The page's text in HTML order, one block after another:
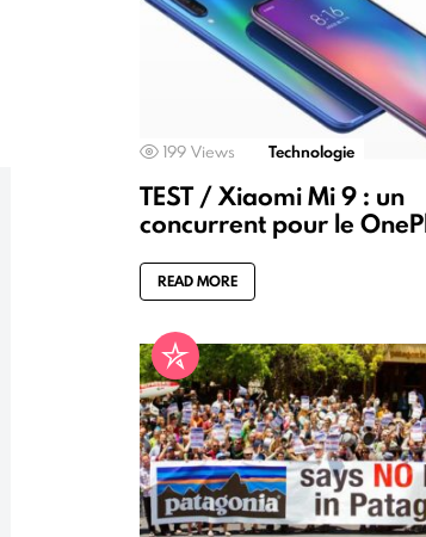
199 Views Technologie
TEST / Xiaomi Mi 9 : un
concurrent pour le
READ MORE